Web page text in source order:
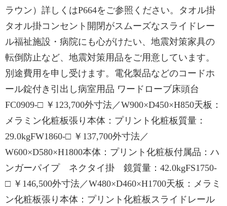
ラウン）詳しくはP664をご参照ください。タオル掛
タオル掛コンセント開閉がスムーズなスライドレー
ル福祉施設・病院にも心がけたい、地震対策家具の
転倒防止など、地震対策用品をご用意しています。
別途費用を申し受けます。電化製品などのコードホ
ール錠付き引出し病室用品 ワードローブ床頭台
FC0909-□ ￥123,700外寸法／W900×D450×H850天板：
メラミン化粧板張り本体：プリント化粧板質量：
29.0kgFW1860-□ ￥137,700外寸法／
W600×D580×H1800本体：プリント化粧板付属品：ハ
ンガーパイプ ネクタイ掛 鏡質量：42.0kgFS1750-
□ ￥146,500外寸法／W480×D460×H1700天板：メラミ
ン化粧板張り本体：プリント化粧板スライドレール